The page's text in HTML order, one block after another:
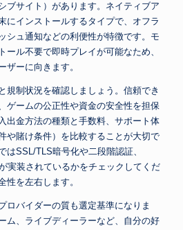
ブサイト）があります。ネイティブア
にインストールするタイプで、オフラ
シュ通知などの利便性が特徴です。モ
ール不要で即時プレイが可能なため、
ザーに向きます。
規制状況を確認しましょう。信頼でき
ゲームの公正性や資金の安全性を担保
出金方法の種類と手数料、サポート体
や賭け条件）を比較することが大切で
はSSL/TLS暗号化や二段階認証、
実装されているかをチェックしてくだ
性を左右します。
ロバイダーの質も選定基準になりま
ム、ライブディーラーなど、自分の好